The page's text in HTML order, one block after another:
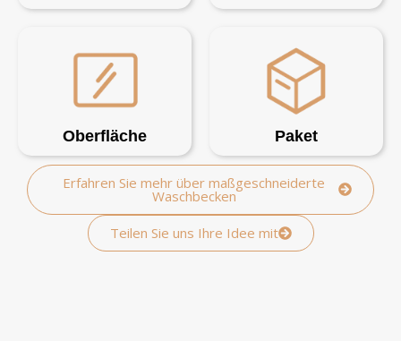
Oberfläche Paket
Erfahren Sie mehr über maßgeschneiderte
Waschbecken
Teilen Sie uns Ihre Idee mit